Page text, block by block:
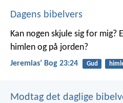
Dagens bibelvers
Kan nogen skjule sig for mig?
himlen og på jorden?
Jeremiasʼ Bog 23:24 Gud
Modtag det daglige